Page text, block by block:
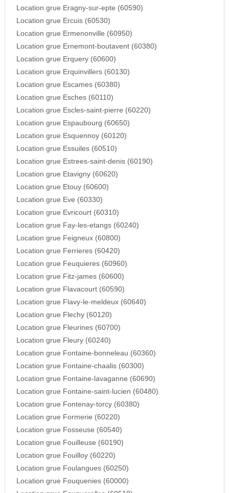
Location grue Eragny-sur-epte (60590)
Location grue Ercuis (60530)
Location grue Ermenonville (60950)
Location grue Ernemont-boutavent (60380)
Location grue Erquery (60600)
Location grue Erquinvillers (60130)
Location grue Escames (60380)
Location grue Esches (60110)
Location grue Escles-saint-pierre (60220)
Location grue Espaubourg (60650)
Location grue Esquennoy (60120)
Location grue Essuiles (60510)
Location grue Estrees-saint-denis (60190)
Location grue Etavigny (60620)
Location grue Etouy (60600)
Location grue Eve (60330)
Location grue Evricourt (60310)
Location grue Fay-les-etangs (60240)
Location grue Feigneux (60800)
Location grue Ferrieres (60420)
Location grue Feuquieres (60960)
Location grue Fitz-james (60600)
Location grue Flavacourt (60590)
Location grue Flavy-le-meldeux (60640)
Location grue Flechy (60120)
Location grue Fleurines (60700)
Location grue Fleury (60240)
Location grue Fontaine-bonneleau (60360)
Location grue Fontaine-chaalis (60300)
Location grue Fontaine-lavaganne (60690)
Location grue Fontaine-saint-lucien (60480)
Location grue Fontenay-torcy (60380)
Location grue Formerie (60220)
Location grue Fosseuse (60540)
Location grue Fouilleuse (60190)
Location grue Fouilloy (60220)
Location grue Foulangues (60250)
Location grue Fouquenies (60000)